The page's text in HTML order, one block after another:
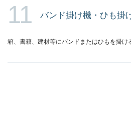
11 バンド掛け機・ひも掛
箱、書籍、建材等にバンドまたはひもを掛け